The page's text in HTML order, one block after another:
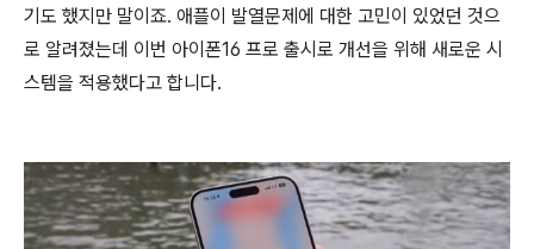
기도 했지만 말이죠. 애플이 발열문제에 대한 고민이 있었던 것으
로 알려졌는데 이번 아이폰16 프로 출시로 개선을 위해 새로운 시
스템을 적용했다고 합니다.